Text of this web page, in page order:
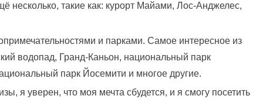
несколько, такие как: курорт Майами, Лос-Анджелес,
и парками. Самое интересное из
водопад, Гранд-Каньон, национальный парк
парк Йосемити и многое другие.
я уверен, что моя мечта сбудется, и я смогу посетить